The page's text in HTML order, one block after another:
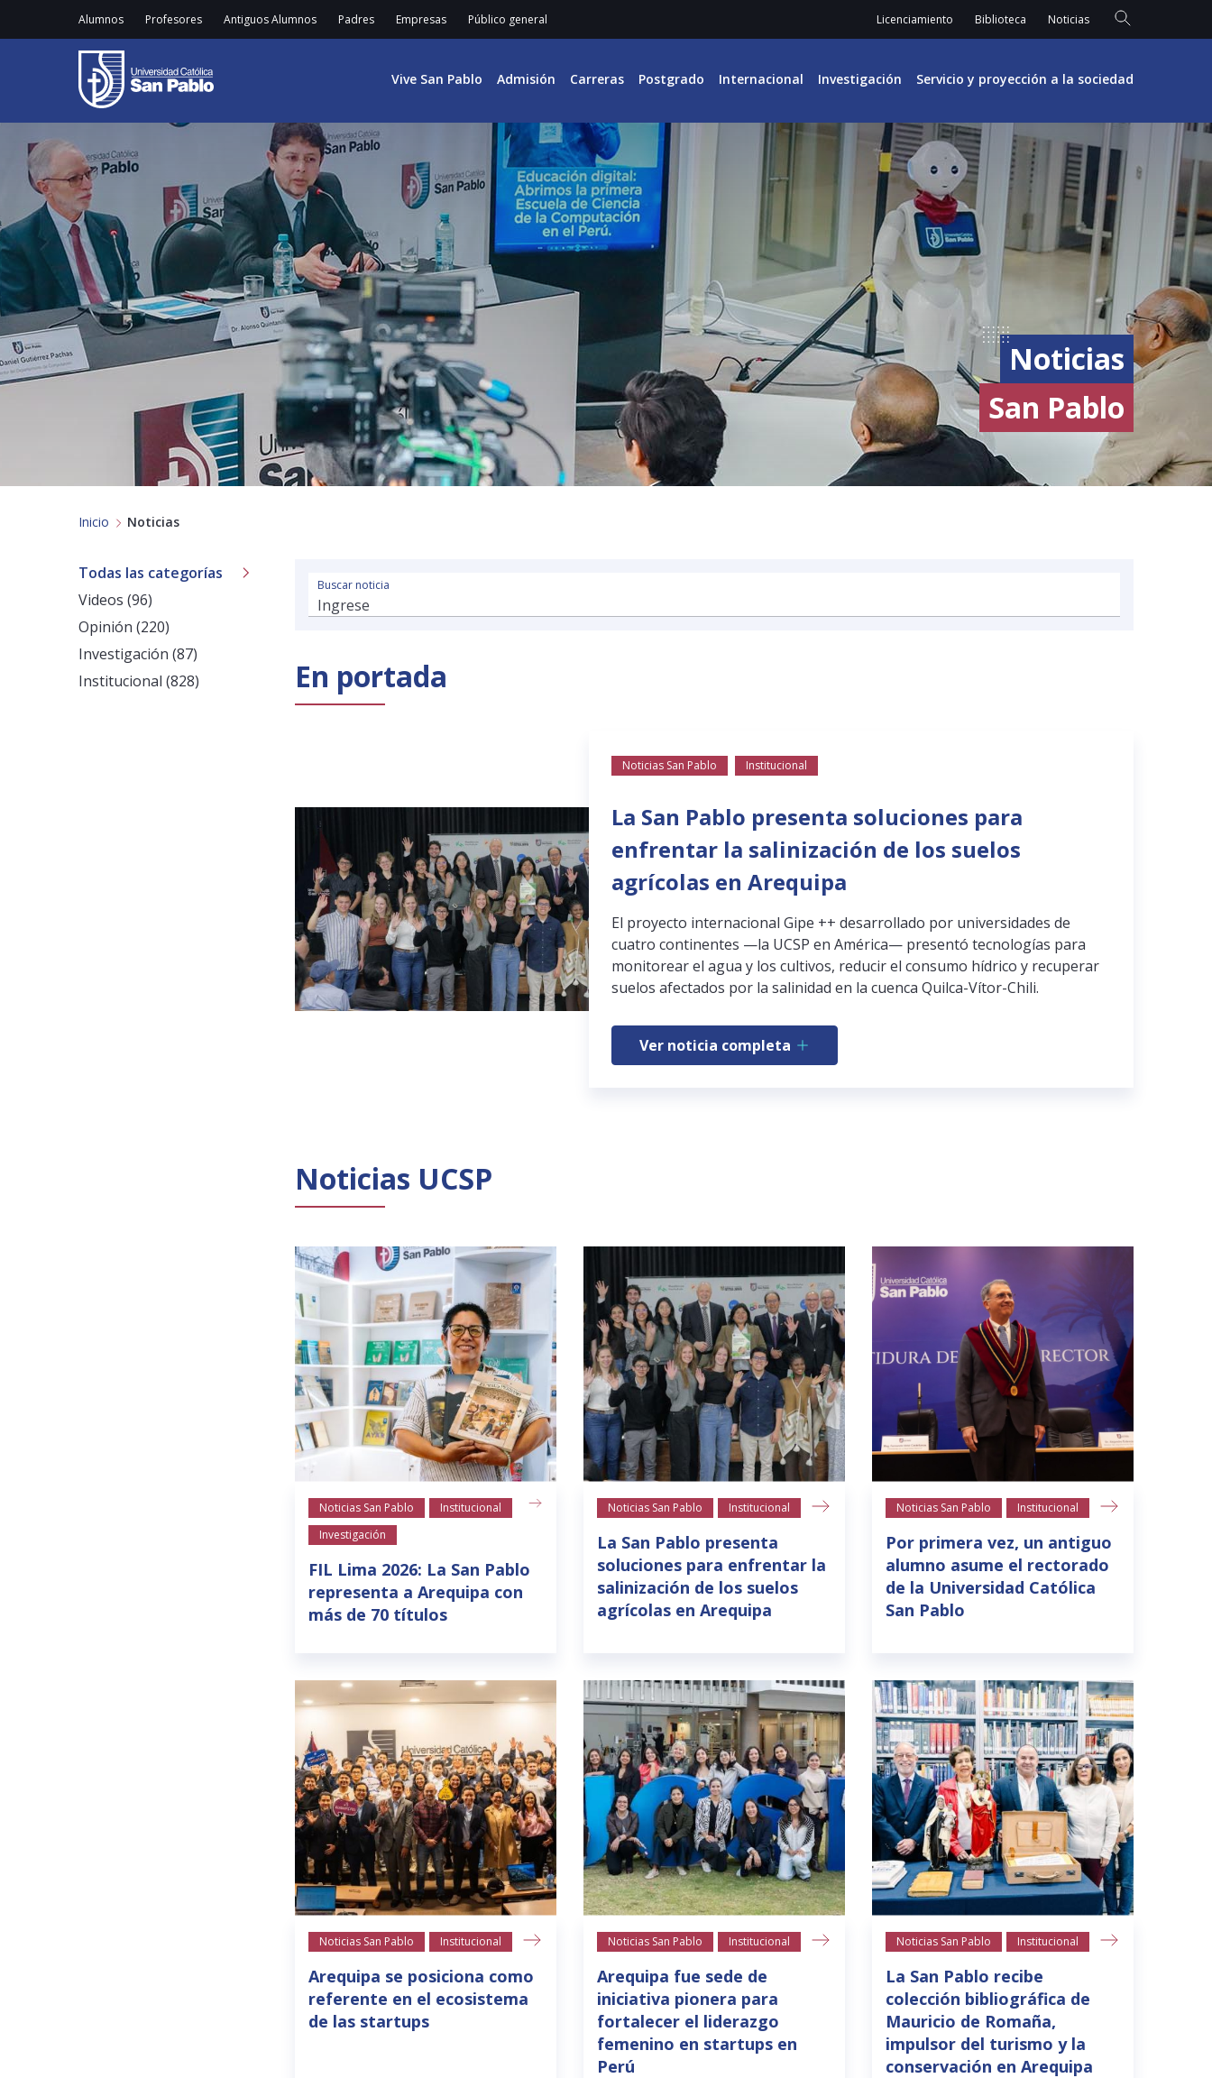
Alumnos Profesores Antiguos Alumnos Padres Empresas Público general Licenciamiento Biblioteca Noticias
Vive San Pablo Admisión Carreras Postgrado Internacional Investigación Servicio y proyección a la sociedad
Noticias
San Pablo
Inicio Noticias
Todas las categorías
Videos (96)
Opinión (220)
Investigación (87)
Institucional (828)
Buscar noticia
En portada
Noticias San Pablo Institucional
La San Pablo presenta soluciones para
enfrentar la salinización de los suelos
agrícolas en Arequipa
El proyecto internacional Gipe ++ desarrollado por universidades de
cuatro continentes —la UCSP en América— presentó tecnologías para
monitorear el agua y los cultivos, reducir el consumo hídrico y recuperar
suelos afectados por la salinidad en la cuenca Quilca-Vítor-Chili.
Ver noticia completa
Noticias UCSP
Noticias San Pablo
Institucional
Investigación
FIL Lima 2026: La San Pablo
representa a Arequipa con
más de 70 títulos
Noticias San Pablo Institucional
La San Pablo presenta
soluciones para enfrentar la
salinización de los suelos
agrícolas en Arequipa
Noticias San Pablo Institucional
Por primera vez, un antiguo
alumno asume el rectorado
de la Universidad Católica
San Pablo
Noticias San Pablo Institucional
Arequipa se posiciona como
referente en el ecosistema
de las startups
Noticias San Pablo Institucional
Arequipa fue sede de
iniciativa pionera para
fortalecer el liderazgo
femenino en startups en
Perú
Noticias San Pablo Institucional
La San Pablo recibe
colección bibliográfica de
Mauricio de Romaña,
impulsor del turismo y la
conservación en Arequipa